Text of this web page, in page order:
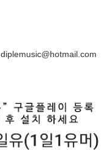
diplemusic@hotmail.com